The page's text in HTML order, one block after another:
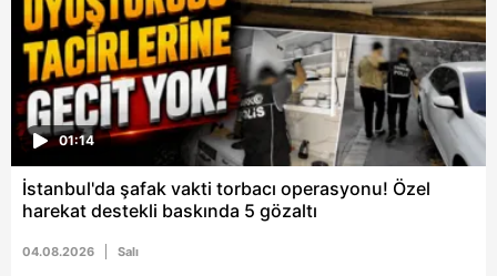
01:14
İstanbul'da şafak vakti torbacı operasyonu! Özel
harekat destekli baskında 5 gözaltı
04.08.2026 Salı